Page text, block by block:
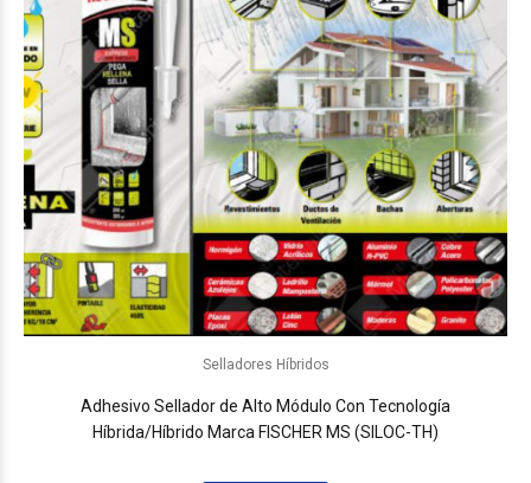
Selladores Híbridos
Adhesivo Sellador de Alto Módulo Con Tecnología
Híbrida/Híbrido Marca FISCHER MS (SILOC-TH)